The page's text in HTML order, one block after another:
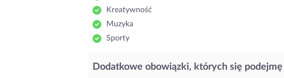
Kreatywność
Muzyka
Sporty
Dodatkowe obowiązki, których się podejmę